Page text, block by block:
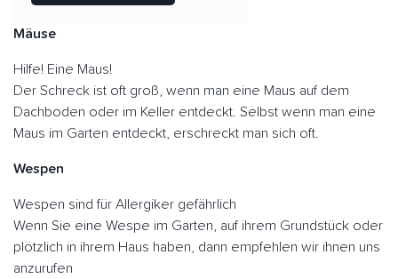
Mäuse
Hilfe! Eine Maus!
Der Schreck ist oft groß, wenn man eine Maus auf dem
Dachboden oder im Keller entdeckt. Selbst wenn man eine
Maus im Garten entdeckt, erschreckt man sich oft.
Wespen
Wespen sind für Allergiker gefährlich
Wenn Sie eine Wespe im Garten, auf ihrem Grundstück oder
plötzlich in ihrem Haus haben, dann empfehlen wir ihnen uns
anzurufen